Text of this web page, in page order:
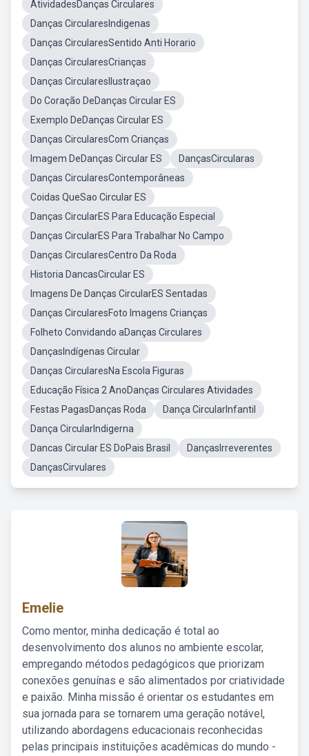
AtividadesDanças Circulares
Danças CircularesIndigenas
Danças CircularesSentido Anti Horario
Danças CircularesCrianças
Danças CircularesIlustraçao
Do Coração DeDanças Circular ES
Exemplo DeDanças Circular ES
Danças CircularesCom Crianças
Imagem DeDanças Circular ES
DançasCircularas
Danças CircularesContemporâneas
Coidas QueSao Circular ES
Danças CircularES Para Educação Especial
Danças CircularES Para Trabalhar No Campo
Danças CircularesCentro Da Roda
Historia DancasCircular ES
Imagens De Danças CircularES Sentadas
Danças CircularesFoto Imagens Crianças
Folheto Convidando aDanças Circulares
DançasIndígenas Circular
Danças CircularesNa Escola Figuras
Educação Física 2 AnoDanças Circulares Atividades
Festas PagasDanças Roda
Dança CircularInfantil
Dança CircularIndigerna
Dancas Circular ES DoPais Brasil
DançasIrreverentes
DançasCirvulares
Emelie
Como mentor, minha dedicação é total ao
desenvolvimento dos alunos no ambiente escolar,
empregando métodos pedagógicos que priorizam
conexões genuínas e são alimentados por criatividade
e paixão. Minha missão é orientar os estudantes em
sua jornada para se tornarem uma geração notável,
utilizando abordagens educacionais reconhecidas
pelas principais instituições acadêmicas do mundo -